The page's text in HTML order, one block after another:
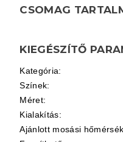
CSOMAG
KIEGÉSZÍTŐ
Kategória:
Színek:
Méret:
Kialakítás:
Ajánlott mosási